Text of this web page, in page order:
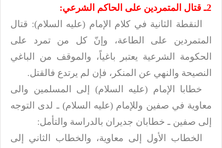
2ـ قتال المتمردين على الحاكم الشرعي:
النقطة الثانية في كلام الإمام (عليه السلام): قتال
المتمردين على الطاعة، وإنّ كل من تمرد
على
الحكومة الشرعية يعتبر باغياً، والموقف من الباغي
النصيحة والنهي عن المنكر، فإن لم يرتدع فالقتل.
خطابا الإمام (عليه السلام) إلى المسلمين والى
معاوية في صفين وللإمام (عليه السلام) ـ لدى التوجه
إلى صفين ـ خطابان جديران بالدراسة والتأمل:
الخطاب الأول إلى معاوية، والخطاب الثاني إلى